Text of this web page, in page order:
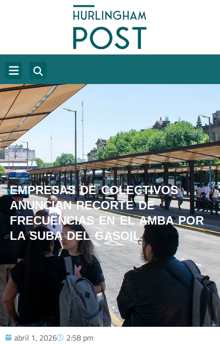
EMPRESAS DE COLECTIVOS
ANUNCIAN RECORTE DE
FRECUENCIAS EN EL AMBA POR
LA SUBA DEL GASOIL
abril 1, 2026 2:58 pm